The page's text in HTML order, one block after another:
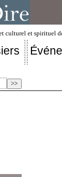
culturel et spirituel